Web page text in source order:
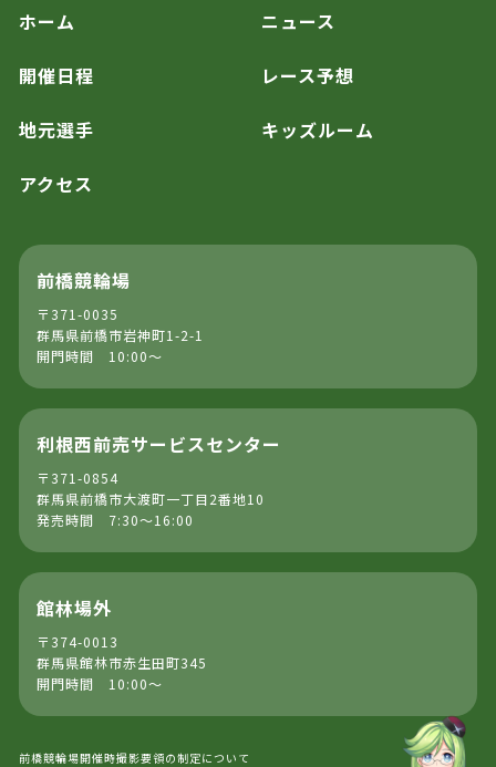
ホーム ニュース
開催日程 レース予想
地元選手 キッズルーム
アクセス
前橋競輪場
〒371-0035
群馬県前橋市岩神町1-2-1
開門時間 10:00～
利根西前売サービスセンター
〒371-0854
群馬県前橋市大渡町一丁目2番地10
発売時間 7:30～16:00
館林場外
〒374-0013
群馬県館林市赤生田町345
開門時間 10:00～
前橋競輪場開催時撮影要領の制定について